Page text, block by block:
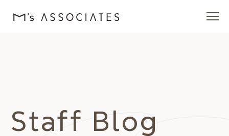
エムズを愛する人たち
Staff Blog